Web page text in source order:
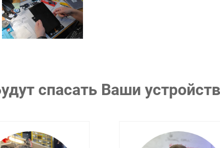
спасать Ваши